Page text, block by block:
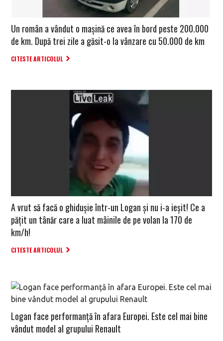
Un român a vândut o mașină ce avea în bord peste 200.000
de km. După trei zile a găsit-o la vânzare cu 50.000 de km
CITESTE ARTICOLUL
A vrut să facă o ghidușie într-un Logan și nu i-a ieșit! Ce a
pățit un tânăr care a luat mâinile de pe volan la 170 de
km/h!
CITESTE ARTICOLUL
Logan face performanță în afara Europei. Este cel mai bine
vândut model al grupului Renault